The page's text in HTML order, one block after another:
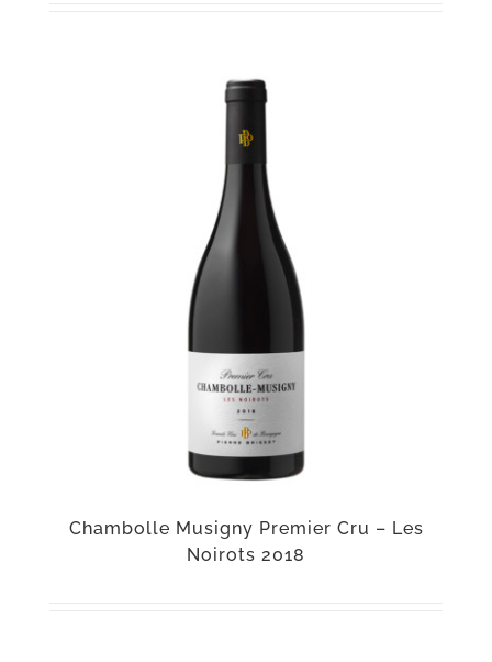
Chambolle Musigny Premier Cru – Les
Noirots 2018